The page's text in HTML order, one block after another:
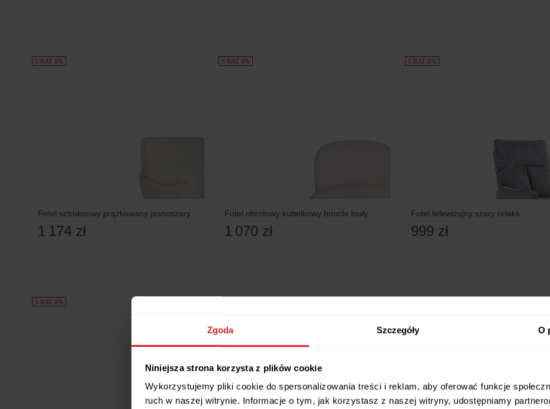
Zgoda Szczegóły O
Niniejsza strona korzysta z plików cookie
Wykorzystujemy pliki cookie do spersonalizowania treści i reklam, aby oferować funkcje
ruch w naszej witrynie. Informacje o tym, jak korzystasz z naszej witryny, udostępniamy
5 RAT 0%
Fotel sztruksowy prążkowany jasnoszary
1 174 zł
5 RAT 0%
Fotel obrotowy kubełkowy boucle biały
1 070 zł
5 RAT 0%
Fotel telewizyjny szary relaks
999 zł
5 RAT 0%